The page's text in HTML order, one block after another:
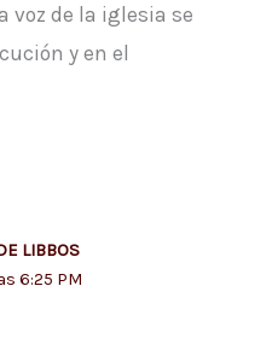
voz de la iglesia se
y en el
LIBBOS
6:25 PM